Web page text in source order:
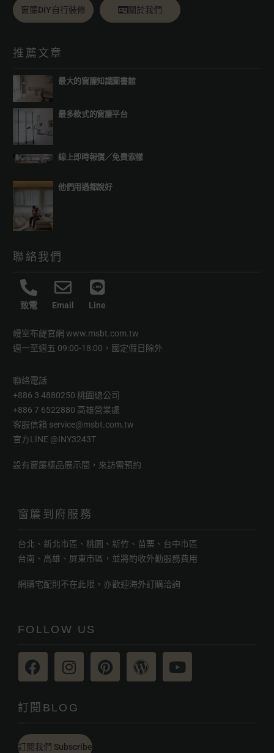
窗簾DIY自行裝修 關於我們
推薦文章
最大的窗簾知識圖書館
最多款式的窗簾平台
線上即時報價／免費索樣
他們用過都說好
聯絡我們
致電 Email Line
幔室布緹官網www.msbt.com.tw
週一至週五 09:00-18:00，國定假日除外
聯絡電話
+886 3 4880250 桃園總公司
+886 7 6522880 高雄營業處
客服信箱 service@msbt.com.tw
官方LINE @INY3243T
設有窗簾樣品展示間，來訪需預約
窗簾到府服務
台北、新北市區、桃園、新竹、苗栗、台中市區
台南、高雄、屏東市區，並將酌收外勤服務費用
網購宅配則不在此限，亦歡迎海外訂購洽詢
FOLLOW US
訂閱BLOG
訂閱我們 Subscribe